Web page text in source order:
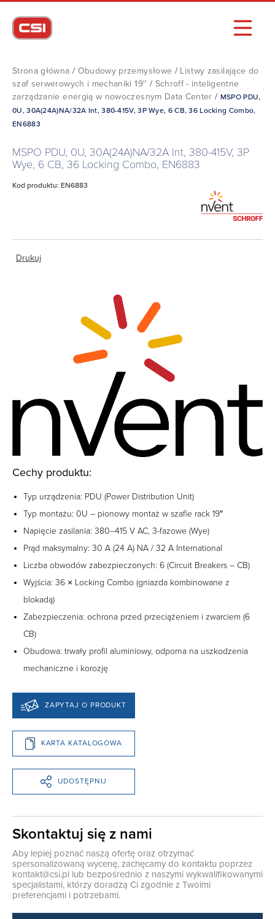
Strona główna / Obudowy przemysłowe / Listwy zasilające do
szaf serwerowych i mechaniki 19'' / Schroff - inteligentne
zarządzanie energią w nowoczesnym Data Center / MSPO PDU,
0U, 30A(24A)NA/32A Int, 380-415V, 3P Wye, 6 CB, 36 Locking Combo,
EN6883
MSPO PDU, 0U, 30A(24A)NA/32A Int, 380-415V, 3P
Wye, 6 CB, 36 Locking Combo, EN6883
Kod produktu: EN6883
Drukuj
Cechy produktu:
Typ urządzenia: PDU (Power Distribution Unit)
Typ montażu: 0U – pionowy montaż w szafie rack 19″
Napięcie zasilania: 380–415 V AC, 3-fazowe (Wye)
Prąd maksymalny: 30 A (24 A) NA / 32 A International
Liczba obwodów zabezpieczonych: 6 (Circuit Breakers – CB)
Wyjścia: 36 × Locking Combo (gniazda kombinowane z
blokadą)
Zabezpieczenia: ochrona przed przeciążeniem i zwarciem (6
CB)
Obudowa: trwały profil aluminiowy, odporna na uszkodzenia
mechaniczne i korozję
ZAPYTAJ O PRODUKT
KARTA KATALOGOWA
UDOSTĘPNIJ
Skontaktuj się z nami
Aby lepiej poznać naszą ofertę oraz otrzymać
spersonalizowaną wycenę, zachęcamy do kontaktu poprzez
kontakt@csi.pl lub bezpośrednio z naszymi wykwalifikowanymi
specjalistami, którzy doradzą Ci zgodnie z Twoimi
preferencjami i potrzebami.